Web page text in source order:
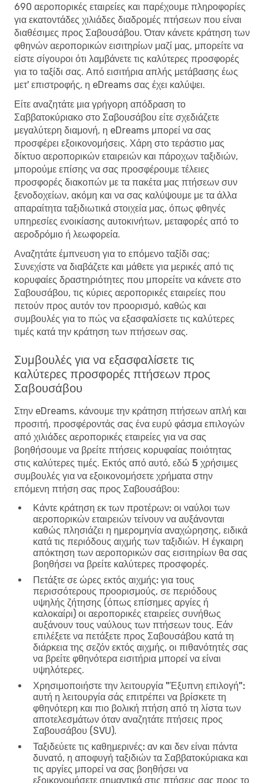
690 αεροπορικές εταιρείες και παρέχουμε πληροφορίες
για εκατοντάδες χιλιάδες διαδρομές πτήσεων που είναι
διαθέσιμες προς Σαβουσάβου. Όταν κάνετε κράτηση των
φθηνών αεροπορικών εισιτηρίων μαζί μας, μπορείτε να
είστε σίγουροι ότι λαμβάνετε τις καλύτερες προσφορές
για το ταξίδι σας. Από εισιτήρια απλής μετάβασης έως
μετ' επιστροφής, η eDreams σας έχει καλύψει.
Είτε αναζητάτε μια γρήγορη απόδραση το
Σαββατοκύριακο στο Σαβουσάβου είτε σχεδιάζετε
μεγαλύτερη διαμονή, η eDreams μπορεί να σας
προσφέρει εξοικονομήσεις. Χάρη στο τεράστιο μας
δίκτυο αεροπορικών εταιρειών και πάροχων ταξιδιών,
μπορούμε επίσης να σας προσφέρουμε τέλειες
προσφορές διακοπών με τα πακέτα μας πτήσεων συν
ξενοδοχείων, ακόμη και να σας καλύψουμε με τα άλλα
απαραίτητα ταξιδιωτικά στοιχεία μας, όπως φθηνές
υπηρεσίες ενοικίασης αυτοκινήτων, μεταφορές από το
αεροδρόμιο ή λεωφορεία.
Αναζητάτε έμπνευση για το επόμενο ταξίδι σας;
Συνεχίστε να διαβάζετε και μάθετε για μερικές από τις
κορυφαίες δραστηριότητες που μπορείτε να κάνετε στο
Σαβουσάβου, τις κύριες αεροπορικές εταιρείες που
πετούν προς αυτόν τον προορισμό, καθώς και
συμβουλές για το πώς να εξασφαλίσετε τις καλύτερες
τιμές κατά την κράτηση των πτήσεων σας.
Συμβουλές για να εξασφαλίσετε τις
καλύτερες προσφορές πτήσεων προς
Σαβουσάβου
Στην eDreams, κάνουμε την κράτηση πτήσεων απλή και
προσιτή, προσφέροντάς σας ένα ευρύ φάσμα επιλογών
από χιλιάδες αεροπορικές εταιρείες για να σας
βοηθήσουμε να βρείτε πτήσεις κορυφαίας ποιότητας
στις καλύτερες τιμές. Εκτός από αυτό, εδώ 5 χρήσιμες
συμβουλές για να εξοικονομήσετε χρήματα στην
επόμενη πτήση σας προς Σαβουσάβου:
Κάντε κράτηση εκ των προτέρων: οι ναύλοι των
αεροπορικών εταιρειών τείνουν να αυξάνονται
καθώς πλησιάζει η ημερομηνία αναχώρησης, ειδικά
κατά τις περιόδους αιχμής των ταξιδιών. Η έγκαιρη
απόκτηση των αεροπορικών σας εισιτηρίων θα σας
βοηθήσει να βρείτε καλύτερες προσφορές.
Πετάξτε σε ώρες εκτός αιχμής: για τους
περισσότερους προορισμούς, σε περιόδους
υψηλής ζήτησης (όπως επίσημες αργίες ή
καλοκαίρι) οι αεροπορικές εταιρείες συνήθως
αυξάνουν τους ναύλους των πτήσεων τους. Εάν
επιλέξετε να πετάξετε προς Σαβουσάβου κατά τη
διάρκεια της σεζόν εκτός αιχμής, οι πιθανότητές σας
να βρείτε φθηνότερα εισιτήρια μπορεί να είναι
υψηλότερες.
Χρησιμοποιήστε την λειτουργία "Έξυπνη επιλογή":
αυτή η λειτουργία σάς επιτρέπει να βρίσκετε τη
φθηνότερη και πιο βολική πτήση από τη λίστα των
αποτελεσμάτων όταν αναζητάτε πτήσεις προς
Σαβουσάβου (SVU).
Ταξιδεύετε τις καθημερινές: αν και δεν είναι πάντα
δυνατό, η αποφυγή ταξιδιών τα Σαββατοκύριακα και
τις αργίες μπορεί να σας βοηθήσει να
εξοικονομήσετε σημαντικά στις πτήσεις σας προς το